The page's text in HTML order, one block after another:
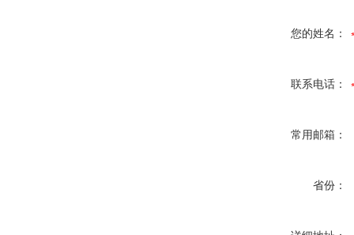
您的姓名：
联系电话：
常用邮箱：
省份：